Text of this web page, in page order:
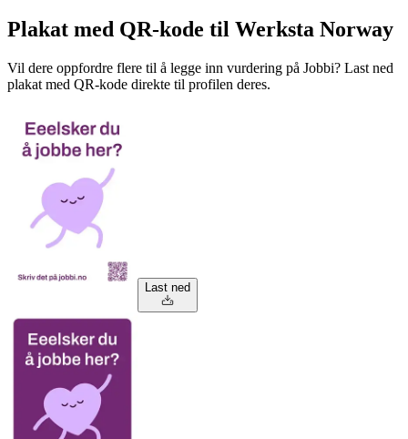
Plakat med QR-kode til Werksta Norway
Vil dere oppfordre flere til å legge inn vurdering på Jobbi? Last ned
plakat med QR-kode direkte til profilen deres.
Last ned